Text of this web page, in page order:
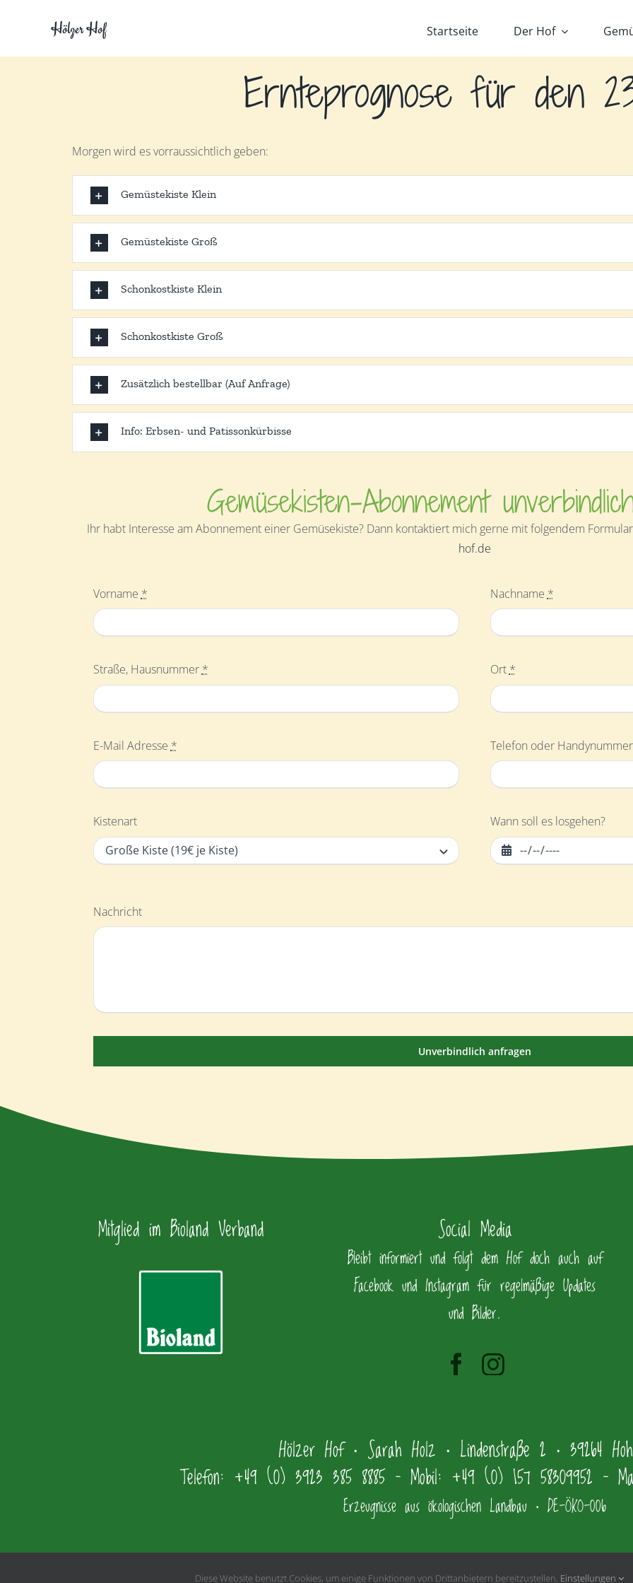
Hölzer Hof Startseite Der Hof
Ernteprognose für den
Morgen wird es vorraussichtlich geben:
Gemüstekiste Klein
Gemüstekiste Groß
Schonkostkiste Klein
Schonkostkiste Groß
Zusätzlich bestellbar (Auf Anfrage)
Info: Erbsen- und Patissonkürbisse
Gemüsekisten-Abonnement
Ihr habt Interesse am Abonnement einer Gemüsekiste? Dann kontaktiert mich gerne mit folgendem
hof.de
Vorname * Nachname *
Straße, Hausnummer * Ort *
E-Mail Adresse * Telefon oder
Kistenart Wann soll es losgehen?
Nachricht
Unverbindlich anfragen
Mitglied im Bioland Verband Social Media
Bleibt informiert und folgt dem Hof doch auch auf
Facebook und Instagram für regelmäßige Updates
und Bilder.
Hölzer Hof • Sarah Holz • Lindenstraße 2 • 39264
Telefon: +49 (0) 3923 385 8885 – Mobil: +49 (0) 157 58309952 –
Erzeugnisse aus ökologischen Landbau • DE-ÖKO-006
Diese Website benutzt Cookies, um einige Funktionen von Drittanbietern bereitzustellen. Einstellungen